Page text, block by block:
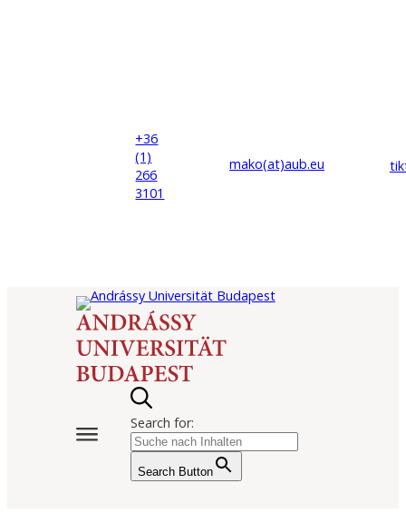
+36
(1)
266
3101
mako(at)aub.eu
Search for:
Search Button